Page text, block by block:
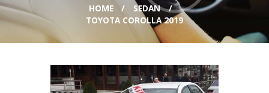
HOME
SEDAN
TOYOTA COROLLA 2019